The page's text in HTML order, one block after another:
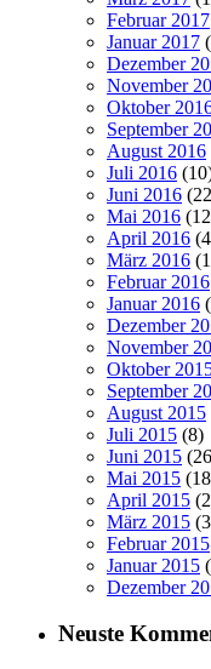
Februar 2017
Januar 2017
Dezember
November
Oktober
September
August 2016
Juli 2016
Juni 2016
Mai 2016
April 2016
März 2016
Februar 2016
Januar 2016
Dezember
November
Oktober
September
August 2015
Juli 2015 (8)
Juni 2015
Mai 2015
April 2015
März 2015
Februar 2015
Januar 2015
Dezember
Neuste